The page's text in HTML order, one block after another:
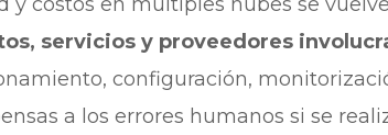
servicios y proveedores
configuración,
a los errores humanos si se